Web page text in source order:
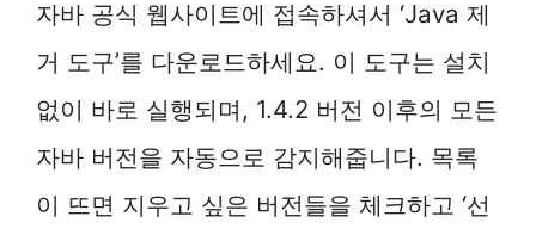
자바 공식 웹사이트에 접속하셔서 ‘Java 제
거 도구’를 다운로드하세요. 이 도구는 설치
없이 바로 실행되며, 1.4.2 버전 이후의 모든
자바 버전을 자동으로 감지해줍니다. 목록
이 뜨면 지우고 싶은 버전들을 체크하고 ‘선